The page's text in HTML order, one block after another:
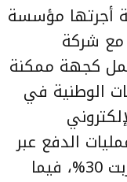
أجرتها مؤسسة
مع شركة
كجهة ممكنة
الوطنية في
الدفع عبر
البطاقات الحصة الأكبر بنسبة قاربت 30%، فيما